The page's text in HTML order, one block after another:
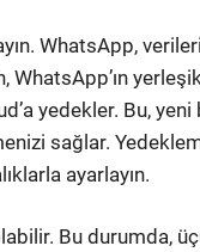
WhatsApp,
yedekler. Bu, yeni
sağlar.
ayarlayın.
Bu durumda,